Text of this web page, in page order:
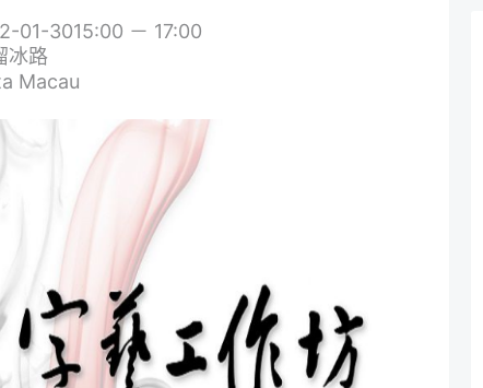
01-3015:00 － 17:00
冰路
Macau